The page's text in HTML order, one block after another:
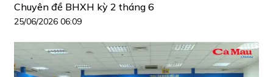
Chuyên đề BHXH kỳ 2 tháng 6
25/06/2026 06:09